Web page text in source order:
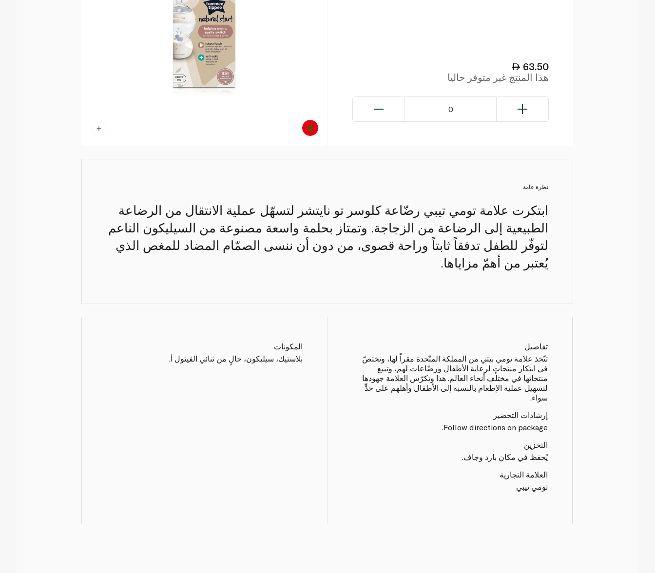
63.50
هذا المنتج غير متوفر حاليا
0
نظرة عامة
ابتكرت علامة تومي تيبي رضّاعة كلوسر تو نايتشر لتسهّل عملية الانتقال من الرضاعة
الطبيعية إلى الرضاعة من الزجاجة. وتمتاز بحلمة واسعة مصنوعة من السيليكون الناعم
لتوفّر للطفل تدفقاً ثابتاً وراحة قصوى، من دون أن ننسى الصمّام المضاد للمغص الذي
يُعتبر من أهمّ مزاياها.
تفاصيل
تتّخذ علامة تومي بيتي من المملكة المتّحدة مقراً لها، وتختصّ
في ابتكار منتجاتٍ لرعاية الأطفال ورضّاعات لهم، وتبيع
منتجاتها في مختلف أنحاء العالم. هذا وتكرّس العلامة جهودها
لتسهيل عملية الإطعام بالنسبة إلى الأطفال وأهلهم على حدٍّ
سواء.
إرشادات التحضير
Follow directions on package.
التخزين
يُحفظ في مكان بارد وجاف.
العلامة التجارية
تومي تيبي
المكونات
بلاستيك، سيليكون، خالٍ من ثنائي الفينول أ.